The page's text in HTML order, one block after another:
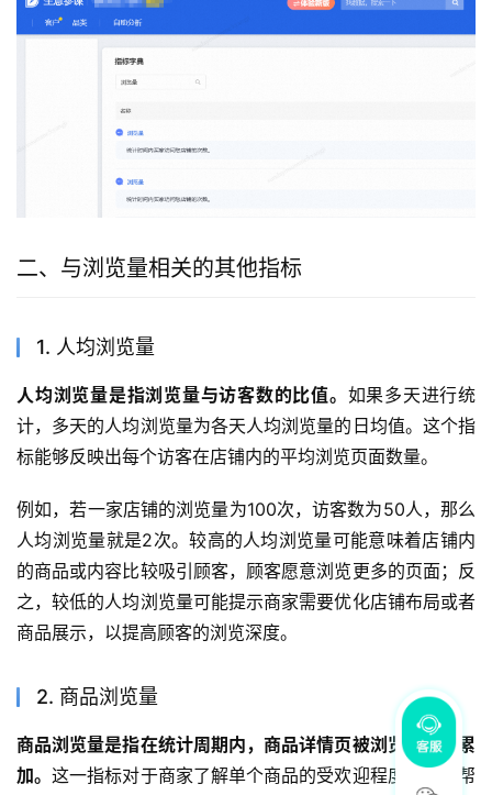
二、与浏览量相关的其他指标
1. 人均浏览量
人均浏览量是指浏览量与访客数的比值。 如果多天进行统
计，多天的人均浏览量为各天人均浏览量的日均值。这个指
标能够反映出每个访客在店铺内的平均浏览页面数量。
例如，若一家店铺的浏览量为100次，访客数为50人，那么
人均浏览量就是2次。较高的人均浏览量可能意味着店铺内
的商品或内容比较吸引顾客，顾客愿意浏览更多的页面；反
之，较低的人均浏览量可能提示商家需要优化店铺布局或者
商品展示，以提高顾客的浏览深度。
2. 商品浏览量
商品浏览量是指在统计周期内，商品详情页被浏览的次数累
加。这一指标对于商家了解单个商品的受欢迎程度非常有帮